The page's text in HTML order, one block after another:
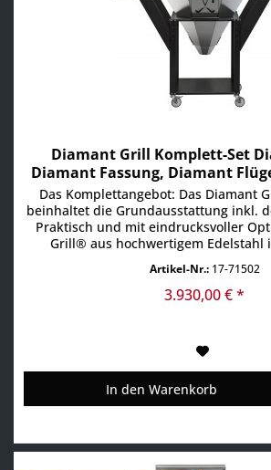
Diamant Grill Komplett-Set
Diamant Fassung, Diamant
Rollensatz
Das Komplettangebot: Das Diamant
beinhaltet die Grundausstattung inkl.
Praktisch und mit eindrucksvoller
Grill® aus hochwertigem Edelstahl
64 cm Durchmesser die perfekte
Profi-Koch oder für Grillabende. Der
Artikel-Nr.:17-71502
3.930,00 € *
In den Warenkorb